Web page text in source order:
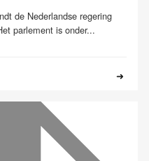
de Nederlandse regering
parlement is onder...